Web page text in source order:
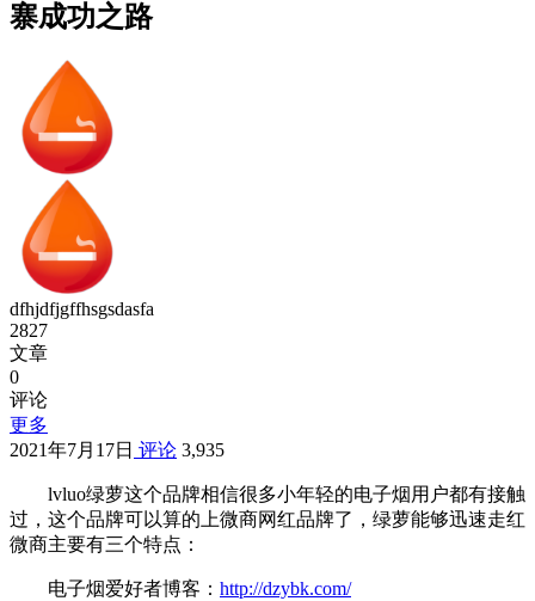
寨成功之路
dfhjdfjgffhsgsdasfa
2827
文章
0
评论
更多
2021年7月17日 评论 3,935
lvluo绿萝这个品牌相信很多小年轻的电子烟用户都有接触
过，这个品牌可以算的上微商网红品牌了，绿萝能够迅速走红
微商主要有三个特点：
电子烟爱好者博客： http://dzybk.com/